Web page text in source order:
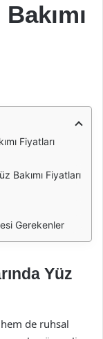
Fiyatları
Bakımı Fiyatları
Gerekenler
Yüz
de ruhsal